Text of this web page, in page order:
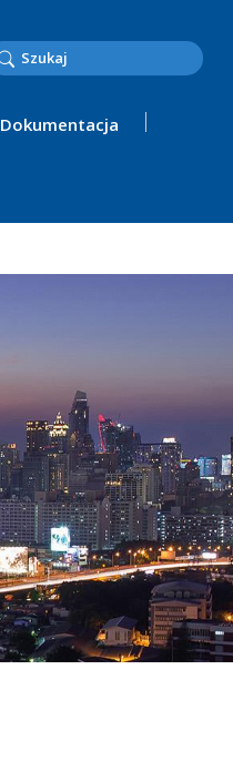
Dokumentacja